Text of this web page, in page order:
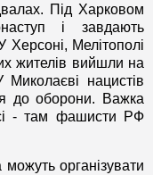
Під Харковом
і завдають
Херсоні, Мелітополі
жителів вийшли на
Миколаєві нацистів
до оборони. Важка
- там фашисти РФ
організувати